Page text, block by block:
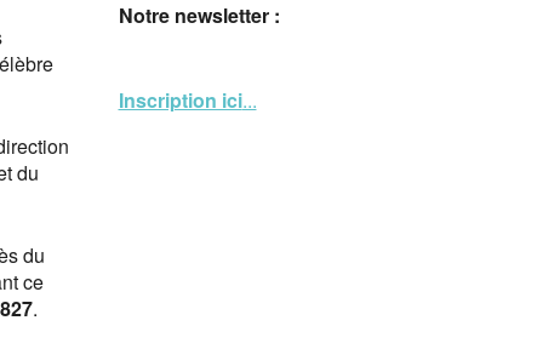
du
du
ce
.
Notre newsletter :
Inscription ici...